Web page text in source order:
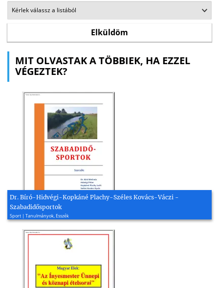
MIT OLVASTAK A TÖBBIEK, HA EZZEL
VÉGEZTEK?
Dr. Bíró-Hidvégi-Kopkáné Plachy-Széles Kovács-Váczi -
Szabadidősportok
Sport | Tanulmányok, Esszék